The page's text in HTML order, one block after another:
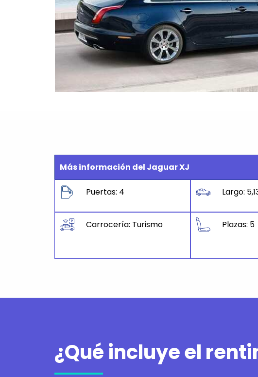
Más información del Jaguar XJ
Puertas: 4 Largo:
Carrocería: Turismo Plazas: 5
¿Qué incluye el